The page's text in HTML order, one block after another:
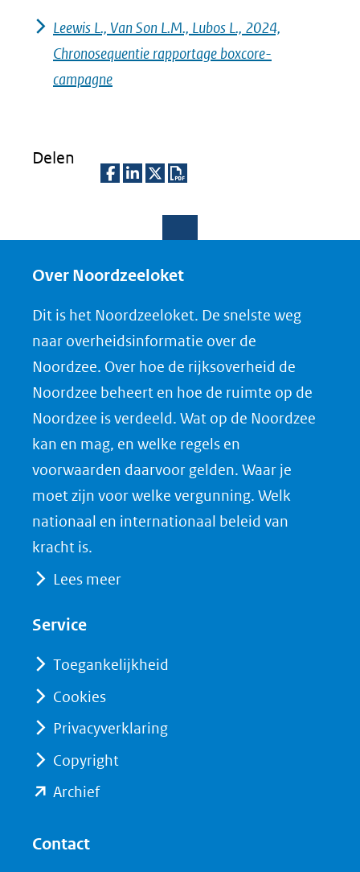
Leewis L., Van Son L.M., Lubos L., 2024,
Chronosequentie rapportage boxcore-
campagne
Delen
e
o
p
F
a
c
e
b
o
o
in
(verwijst
een
andere
website)
e
o
p
L
i
n
k
e
d
I
(verwijst
andere
e
o
p
X
(opent
in
nieuw
venster)
(verwijst
naar
n
o
a
d
P
D
F
Over Noordzeeloket
Dit is het Noordzeeloket. De snelste weg
naar overheidsinformatie over de
Noordzee. Over hoe de rijksoverheid de
Noordzee beheert en hoe de ruimte op de
Noordzee is verdeeld. Wat op de Noordzee
kan en mag, en welke regels en
voorwaarden daarvoor gelden. Waar je
moet zijn voor welke vergunning. Welk
nationaal en internationaal beleid van
kracht is.
Lees meer
Service
Toegankelijkheid
Cookies
Privacyverklaring
Copyright
Archief(opent
Contact